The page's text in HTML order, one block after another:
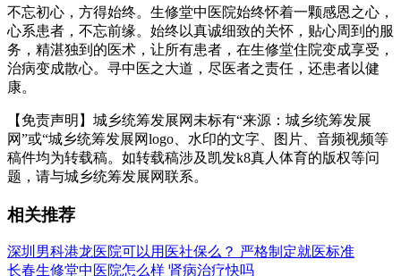
不忘初心，方得始终。生修堂中医院始终怀着一颗感恩之心，
心系患者，不忘前缘。始终以真诚细致的关怀，贴心周到的服
务，精湛独到的医术，让所有患者，在生修堂住院变成享受，
治病变成散心。寻中医之大道，尽医者之责任，还患者以健
康。
【免责声明】城乡统筹发展网未标有“来源：城乡统筹发展
网”或“城乡统筹发展网logo、水印的文字、图片、音频视频等
稿件均为转载稿。如转载稿涉及凯发k8真人体育的版权等问
题，请与城乡统筹发展网联系。
相关推荐
深圳男科港龙医院可以用医社保么？ 严格制定就医标准
长春生修堂中医院怎么样 肾病治疗快吗